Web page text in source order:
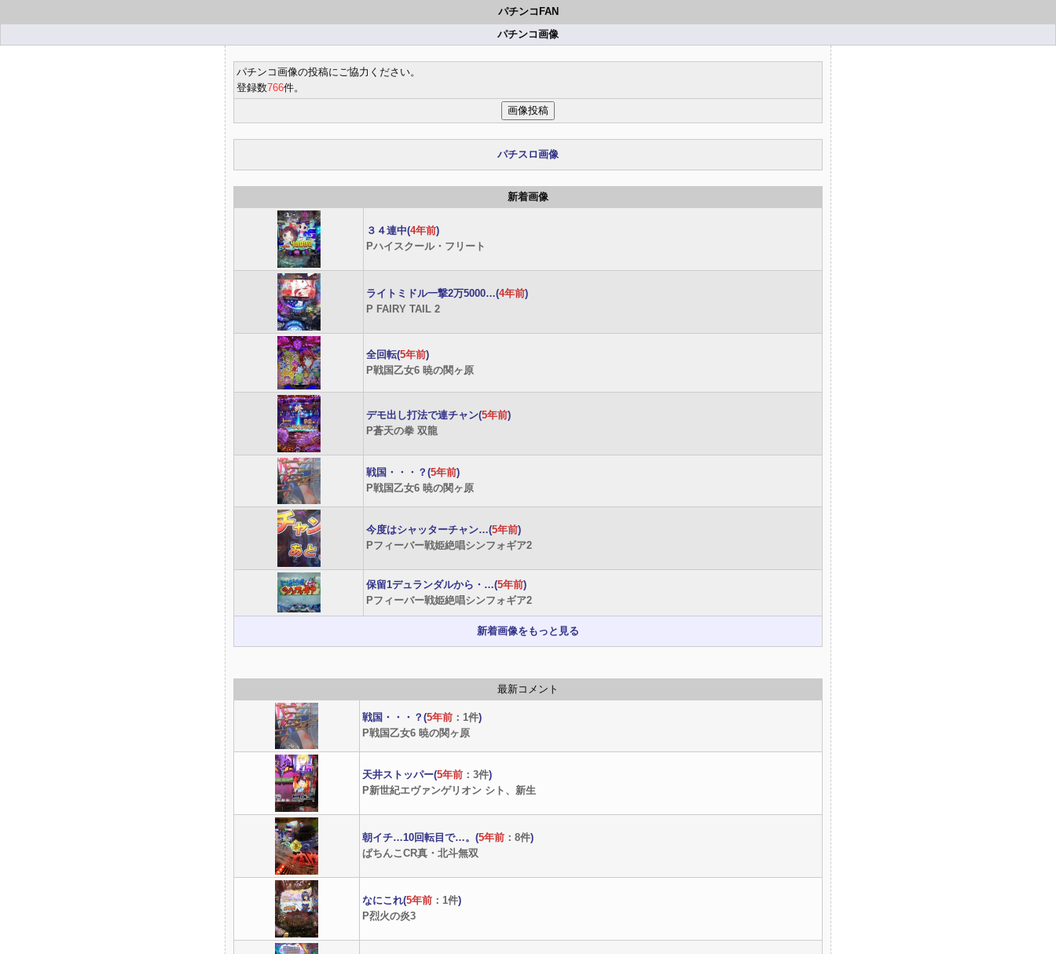
パチンコFAN
パチンコ画像
パチンコ画像の投稿にご協力ください。
登録数766件。
パチスロ画像
新着画像
３４連中(4年前)
Pハイスクール・フリート
ライトミドル一撃2万5000…(4年前)
P FAIRY TAIL 2
全回転(5年前)
P戦国乙女6 暁の関ヶ原
デモ出し打法で連チャン(5年前)
P蒼天の拳 双龍
戦国・・・？(5年前)
P戦国乙女6 暁の関ヶ原
今度はシャッターチャン…(5年前)
Pフィーバー戦姫絶唱シンフォギア2
保留1デュランダルから・…(5年前)
Pフィーバー戦姫絶唱シンフォギア2
新着画像をもっと見る
最新コメント
戦国・・・？(5年前 ：1件)
P戦国乙女6 暁の関ヶ原
天井ストッパー(5年前 ：3件)
P新世紀エヴァンゲリオン シト、新生
朝イチ…10回転目で…。(5年前 ：8件)
ぱちんこCR真・北斗無双
なにこれ(5年前 ：1件)
P烈火の炎3